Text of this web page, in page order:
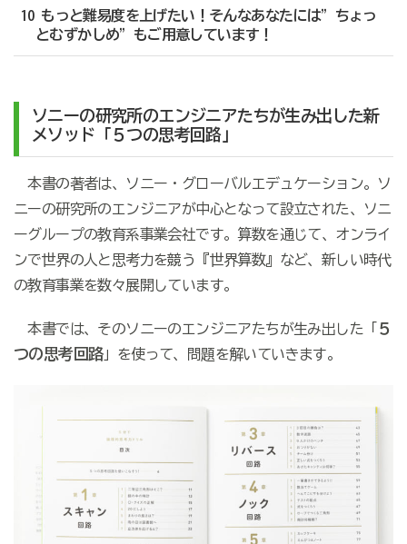
10 もっと難易度を上げたい！そんなあなたには”ちょっ
とむずかしめ”もご用意しています！
ソニーの研究所のエンジニアたちが生み出した新
メソッド「５つの思考回路」
本書の著者は、ソニー・グローバルエデュケーション。ソ
ニーの研究所のエンジニアが中心となって設立された、ソニ
ーグループの教育系事業会社です。算数を通じて、オンライ
ンで世界の人と思考力を競う『世界算数』など、新しい時代
の教育事業を数々展開しています。
本書では、そのソニーのエンジニアたちが生み出した「
５
つの思考回路」を使って、問題を解いていきます。